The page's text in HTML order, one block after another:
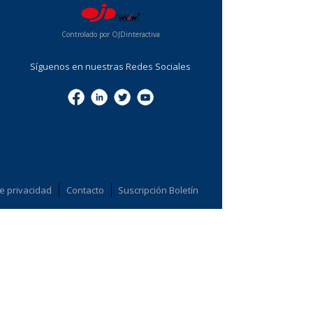
Controlado por OJDinteractiva
Síguenos en nuestras Redes Sociales
privacidad Contacto Suscripción Boletín